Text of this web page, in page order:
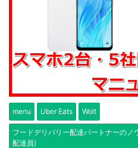
menu Uber Eats Wolt
フードデリバリー配達パートナーのノ
配達員)